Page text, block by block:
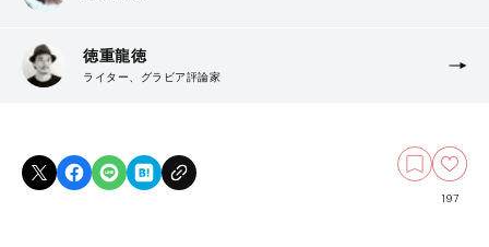
徳重龍徳
ライター、グラビア評論家
197